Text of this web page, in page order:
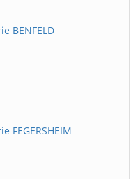
BENFELD
FEGERSHEIM